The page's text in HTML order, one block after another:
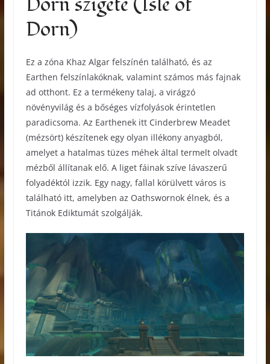
Dorn)
Ez a zóna Khaz Algar felszínén található, és az
Earthen felszínlakóknak, valamint számos más fajnak
ad otthont. Ez a termékeny talaj, a virágzó
növényvilág és a bőséges vízfolyások érintetlen
paradicsoma. Az Earthenek itt Cinderbrew Meadet
(mézsört) készítenek egy olyan illékony anyagból,
amelyet a hatalmas tüzes méhek által termelt olvadt
mézből állítanak elő. A liget fáinak szíve lávaszerű
folyadéktól izzik. Egy nagy, fallal körülvett város is
található itt, amelyben az Oathswornok élnek, és a
Titánok Ediktumát szolgálják.